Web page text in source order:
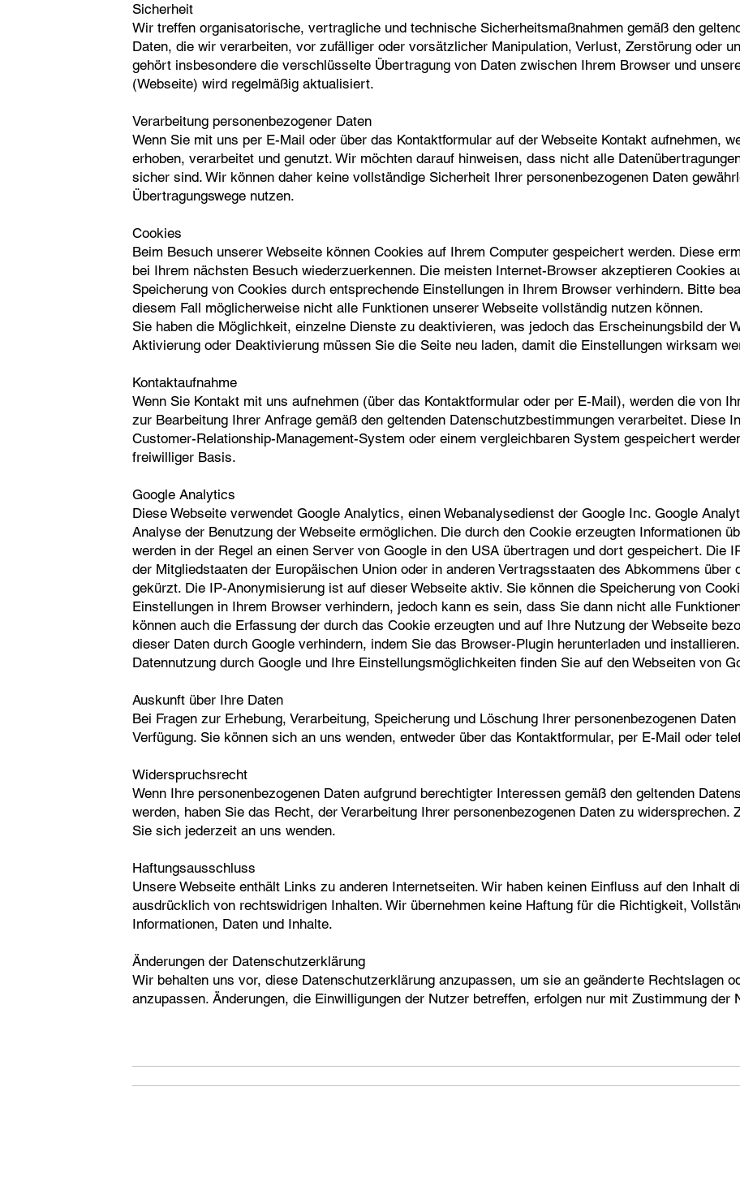
Sicherheit
Wir treffen organisatorische, vertragliche und technische Sicherheitsmaßnahmen gemäß den
Daten, die wir verarbeiten, vor zufälliger oder vorsätzlicher Manipulation, Verlust, Zerstörung oder
gehört insbesondere die verschlüsselte Übertragung von Daten zwischen Ihrem Browser und
(Webseite) wird regelmäßig aktualisiert.
Verarbeitung personenbezogener Daten
Wenn Sie mit uns per E-Mail oder über das Kontaktformular auf der Webseite Kontakt aufnehmen,
erhoben, verarbeitet und genutzt. Wir möchten darauf hinweisen, dass nicht alle
sicher sind. Wir können daher keine vollständige Sicherheit Ihrer personenbezogenen Daten
Übertragungswege nutzen.
Cookies
Beim Besuch unserer Webseite können Cookies auf Ihrem Computer gespeichert werden. Diese
bei Ihrem nächsten Besuch wiederzuerkennen. Die meisten Internet-Browser akzeptieren Cookies
Speicherung von Cookies durch entsprechende Einstellungen in Ihrem Browser verhindern. Bitte
diesem Fall möglicherweise nicht alle Funktionen unserer Webseite vollständig nutzen können.
Sie haben die Möglichkeit, einzelne Dienste zu deaktivieren, was jedoch das Erscheinungsbild der
Aktivierung oder Deaktivierung müssen Sie die Seite neu laden, damit die Einstellungen wirksam
Kontaktaufnahme
Wenn Sie Kontakt mit uns aufnehmen (über das Kontaktformular oder per E-Mail), werden die von
zur Bearbeitung Ihrer Anfrage gemäß den geltenden Datenschutzbestimmungen verarbeitet. Diese
Customer-Relationship-Management-System oder einem vergleichbaren System gespeichert
freiwilliger Basis.
Google Analytics
Diese Webseite verwendet Google Analytics, einen Webanalysedienst der Google Inc. Google
Analyse der Benutzung der Webseite ermöglichen. Die durch den Cookie erzeugten Informationen
werden in der Regel an einen Server von Google in den USA übertragen und dort gespeichert. Die
der Mitgliedstaaten der Europäischen Union oder in anderen Vertragsstaaten des Abkommens
gekürzt. Die IP-Anonymisierung ist auf dieser Webseite aktiv. Sie können die Speicherung von
Einstellungen in Ihrem Browser verhindern, jedoch kann es sein, dass Sie dann nicht alle
können auch die Erfassung der durch das Cookie erzeugten und auf Ihre Nutzung der Webseite
dieser Daten durch Google verhindern, indem Sie das Browser-Plugin herunterladen und
Datennutzung durch Google und Ihre Einstellungsmöglichkeiten finden Sie auf den Webseiten von
Auskunft über Ihre Daten
Bei Fragen zur Erhebung, Verarbeitung, Speicherung und Löschung Ihrer personenbezogenen
Verfügung. Sie können sich an uns wenden, entweder über das Kontaktformular, per E-Mail oder
Widerspruchsrecht
Wenn Ihre personenbezogenen Daten aufgrund berechtigter Interessen gemäß den geltenden
werden, haben Sie das Recht, der Verarbeitung Ihrer personenbezogenen Daten zu widersprechen.
Sie sich jederzeit an uns wenden.
Haftungsausschluss
Unsere Webseite enthält Links zu anderen Internetseiten. Wir haben keinen Einfluss auf den Inhalt
ausdrücklich von rechtswidrigen Inhalten. Wir übernehmen keine Haftung für die Richtigkeit,
Informationen, Daten und Inhalte.
Änderungen der Datenschutzerklärung
Wir behalten uns vor, diese Datenschutzerklärung anzupassen, um sie an geänderte Rechtslagen
anzupassen. Änderungen, die Einwilligungen der Nutzer betreffen, erfolgen nur mit Zustimmung der